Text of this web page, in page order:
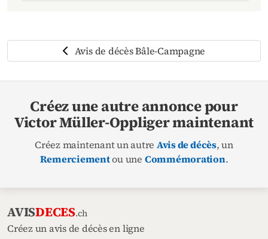
Avis de décès Bâle-Campagne
Créez une autre annonce pour
Victor Müller-Oppliger maintenant
Créez maintenant un autre Avis de décès, un
Remerciementou une Commémoration.
AVISDECES.ch
Créez un avis de décès en ligne